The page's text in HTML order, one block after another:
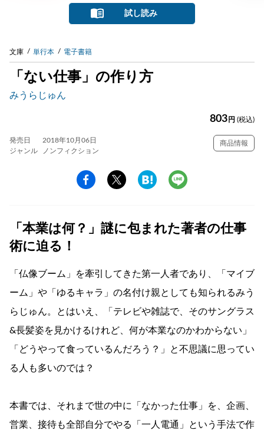
試し読み
文庫 単行本 電子書籍
「ない仕事」の作り方
みうらじゅん
803 円 (税込)
発売日
2018年10月06日
ジャンル
ノンフィクション
商品情報
「本業は何？」謎に包まれた著者の仕事
術に迫る！
「仏像ブーム」を牽引してきた第一人者であり、「マイブ
ーム」や「ゆるキャラ」の名付け親としても知られるみう
らじゅん。とはいえ、「テレビや雑誌で、そのサングラス
&長髪姿を見かけるけれど、何が本業なのかわからない」
「どうやって食っているんだろう？」と不思議に思ってい
る人も多いのでは？
本書では、それまで世の中に「なかった仕事」を、企画、
営業、接待も全部自分でやる「一人電通」という手法で作